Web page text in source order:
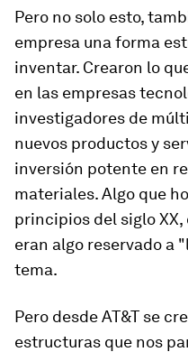
Pero no solo esto,
empresa una forma
inventar. Crearon lo
en las empresas
investigadores de
nuevos productos y
inversión potente en
materiales. Algo que
principios del siglo
eran algo reservado a
tema.
Pero desde AT&T se
estructuras que nos